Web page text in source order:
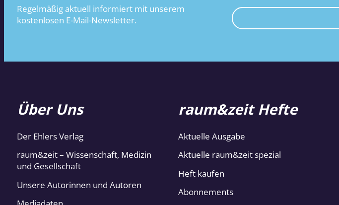
Regelmäßig aktuell informiert mit unserem
kostenlosen E-Mail-Newsletter.
Über Uns
Der Ehlers Verlag
raum&zeit – Wissenschaft, Medizin
und Gesellschaft
Unsere Autorinnen und Autoren
raum&zeit Hefte
Aktuelle Ausgabe
Aktuelle raum&zeit spezial
Heft kaufen
Abonnements